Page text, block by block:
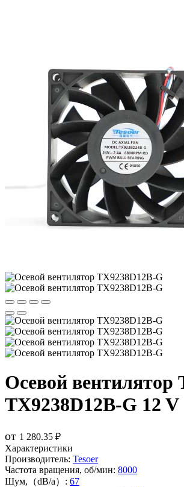
Осевой вентилятор
TX9238D12B-G 12 V
от 1 280.35 ₽
Характеристики
Производитель: Tesoer
Частота вращения, об/мин: 8000
Шум,（dB/a）: 67